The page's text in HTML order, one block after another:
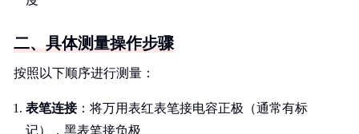
二、具体测量操作步骤
按照以下顺序进行测量：
表笔连接：将万用表红表笔接电容正极（通常有标
记），黑表笔接负极